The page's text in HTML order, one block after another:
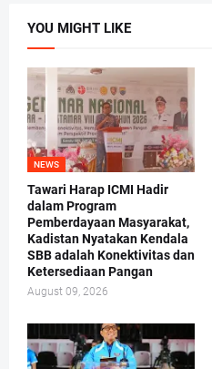
YOU MIGHT LIKE
NEWS
Tawari Harap ICMI Hadir
dalam Program
Pemberdayaan Masyarakat,
Kadistan Nyatakan Kendala
SBB adalah Konektivitas dan
Ketersediaan Pangan
August 09, 2026